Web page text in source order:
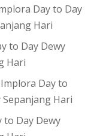
Day to Day
Hari
to Day Dewy
Hari
Day to
Hari
to Day Dewy